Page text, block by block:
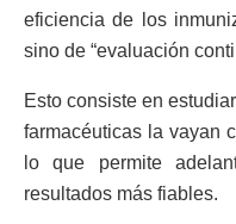
eficiencia de los
sino de “evaluación
Esto consiste en
farmacéuticas la vayan
lo que permite
resultados más fiables.